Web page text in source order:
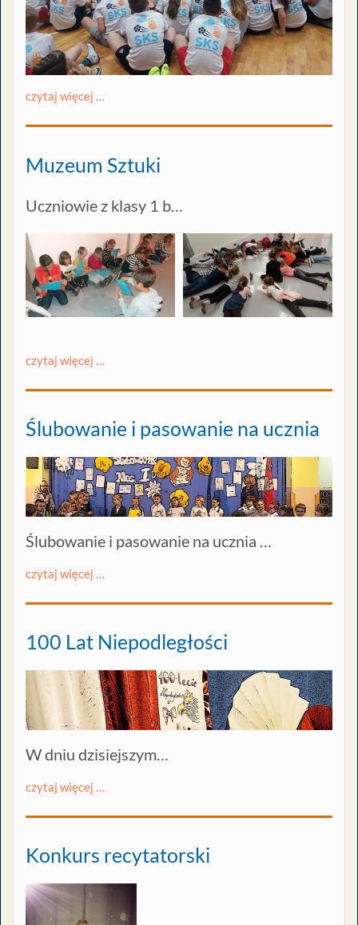
czytaj więcej …
Muzeum Sztuki
Uczniowie z klasy 1 b…
czytaj więcej …
Ślubowanie i pasowanie na ucznia
Ślubowanie i pasowanie na ucznia …
czytaj więcej …
100 Lat Niepodległości
W dniu dzisiejszym…
czytaj więcej …
Konkurs recytatorski